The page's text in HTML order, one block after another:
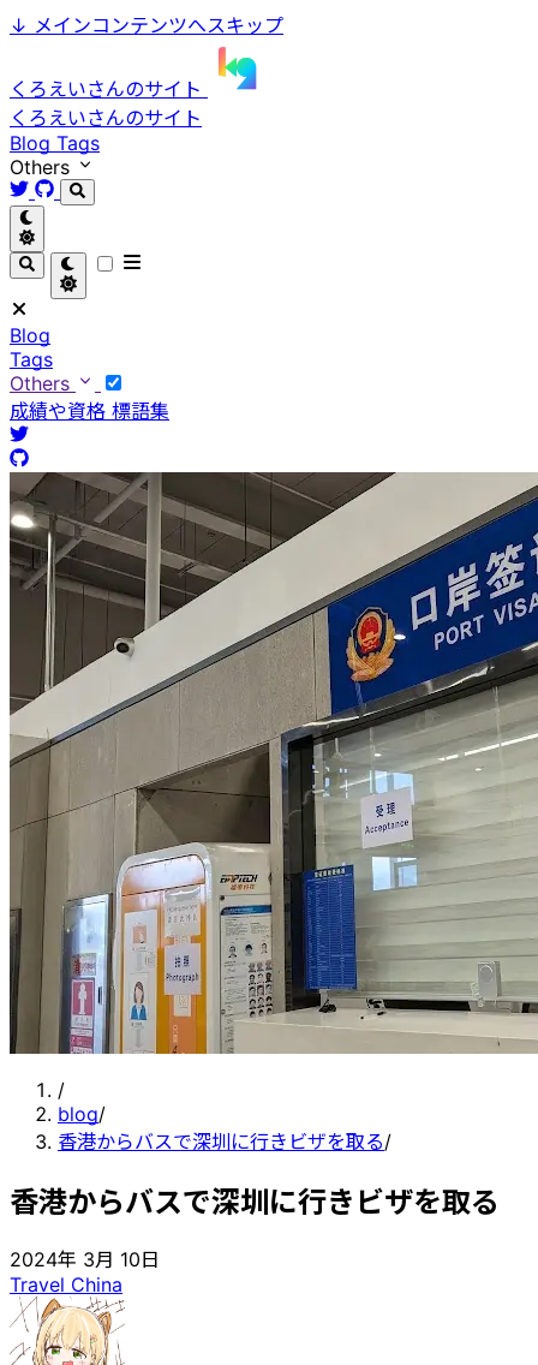
↓ メインコンテンツへスキップ
くろえいさんのサイト
くろえいさんのサイト
Blog Tags
Others
Blog
Tags
Others
成績や資格 標語集
/
blog/
香港からバスで深圳に行きビザを取る/
香港からバスで深圳に行きビザを取る
2024年 3月 10日
Travel China